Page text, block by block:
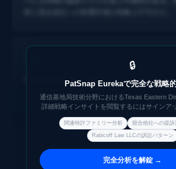
特許管理会社の行動パターンから読む次
Rabicoff Law LLCが関与する特許管理会社案件
信関連訴訟を展開しており、類似技術を保有す
ル提訴パターンが観察される。PatSnap
オ監視で次の標的リスクを早期に特定できる。
🔒
PatSnap Eurekaで完全な戦略
通信基地局技術分野におけるTexas Eastern
詳細戦略インサイトを閲覧するにはサインア
関連特許ファミリー分析 競合他社への提訴
Rabicoff Law LLCの訴訟パターン
完全分析を解錠 →